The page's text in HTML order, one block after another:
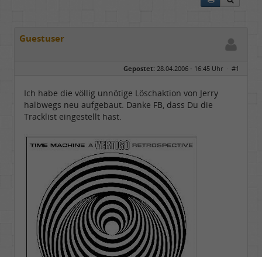
Guestuser
Gepostet: 28.04.2006 - 16:45 Uhr · #1
Ich habe die völlig unnötige Löschaktion von Jerry
halbwegs neu aufgebaut. Danke FB, dass Du die
Tracklist eingestellt hast.